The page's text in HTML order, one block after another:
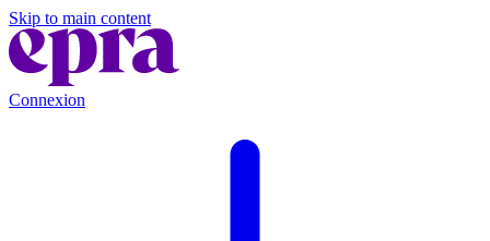
Skip to main content
Connexion